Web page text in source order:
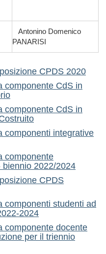
Antonino Domenico
PANARISI
CPDS 2020
componente CdS in
componente CdS in
componenti integrative
componente
2022/2024
CPDS
componenti studenti ad
2024
componente docente
per il triennio